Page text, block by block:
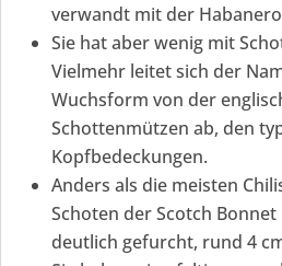
verwandt mit der
Sie hat aber wenig mit
Vielmehr leitet sich der
Wuchsform von der
Schottenmützen ab, den
Kopfbedeckungen.
Anders als die meisten
Schoten der Scotch
deutlich gefurcht, rund 4